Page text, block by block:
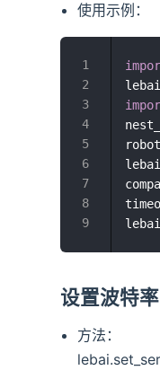
使用示例：
lebai
设置波特率
方法：